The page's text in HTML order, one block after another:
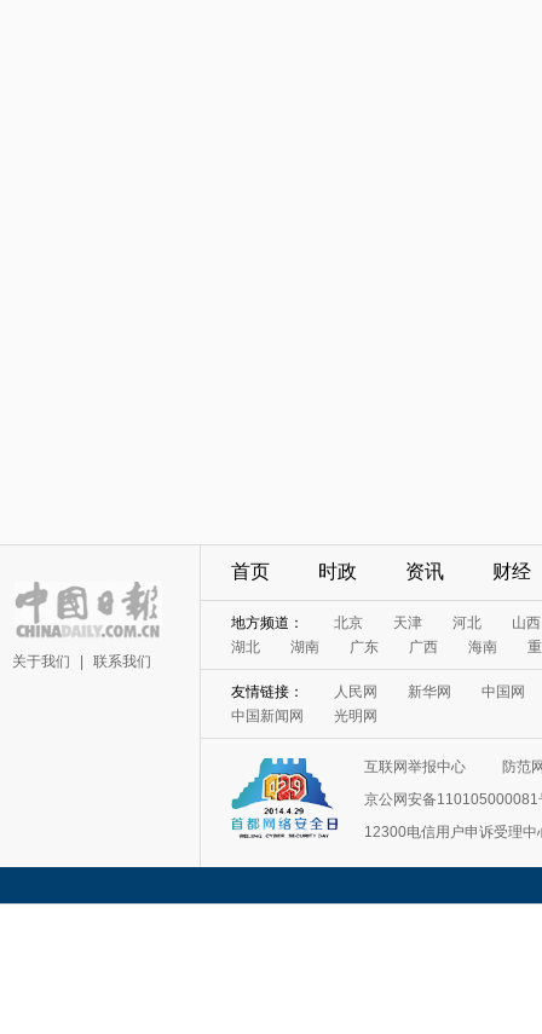
关于我们 联系我们
首页 时政 资讯 财经
地方频道： 北京 天津 河北
山西
湖北
湖南 广东 广西 海南
友情链接： 人民网 新华网
中国网
中国新闻网
光明网
互联网举报中心
防范
京公网安备110105000081
12300电信用户申诉受理中